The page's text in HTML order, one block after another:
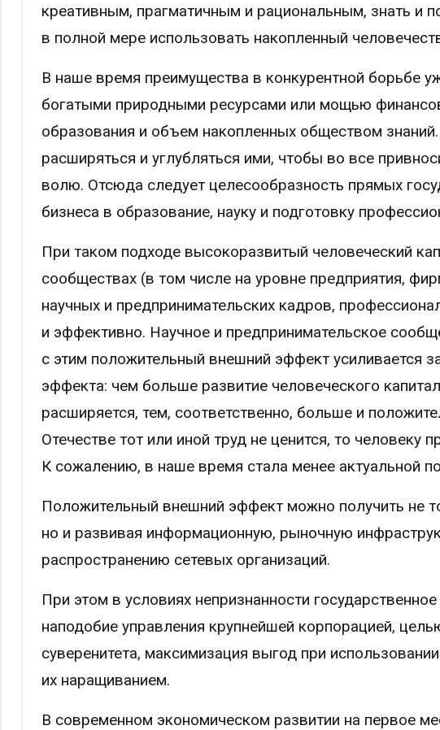
креативным, прагматичным и рациональным, знать и
в полной мере использовать накопленный
В наше время преимущества в конкурентной борьбе
богатыми природными ресурсами или мощью
образования и объем накопленных обществом
расширяться и углубляться ими, чтобы во все
волю. Отсюда следует целесообразность прямых
бизнеса в образование, науку и подготовку
При таком подходе высокоразвитый человеческий
сообществах (в том числе на уровне предприятия,
научных и предпринимательских кадров,
и эффективно. Научное и предпринимательское
с этим положительный внешний эффект усиливается
эффекта: чем больше развитие человеческого
расширяется, тем, соответственно, больше и
Отечестве тот или иной труд не ценится, то человеку
К сожалению, в наше время стала менее актуальной
Положительный внешний эффект можно получить не
но и развивая информационную, рыночную
распространению сетевых организаций.
При этом в условиях непризнанности
наподобие управления крупнейшей корпорацией,
суверенитета, максимизация выгод при
их наращиванием.
В современном экономическом развитии на первое